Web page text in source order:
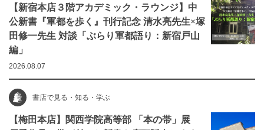
【新宿本店３階アカデミック・ラウンジ】中
公新書『軍都を歩く』刊行記念 清水亮先生×塚
田修一先生 対談「ぶらり軍都語り：新宿戸山
編」
2026.08.07
書店で見る・知る・学ぶ
【梅田本店】関西学院高等部 「本の帯」展